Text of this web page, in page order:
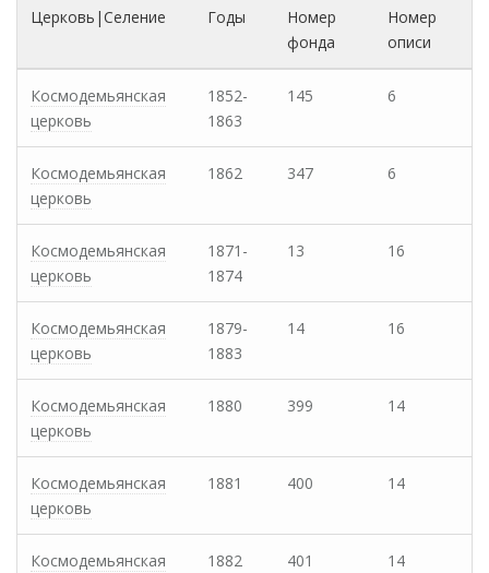
Церковь|Селение Годы
Номер
фонда
Номер
описи
Космодемьянская
церковь
1852-
1863
145 6
Космодемьянская
церковь
1862 347 6
Космодемьянская
церковь
1871-
1874
13 16
Космодемьянская
церковь
1879-
1883
14 16
Космодемьянская
церковь
1880 399 14
Космодемьянская
церковь
1881 400 14
Космодемьянская
1882 401 14